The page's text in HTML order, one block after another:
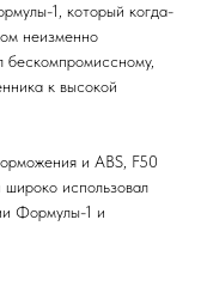
1, который когда-
неизменно
бескомпромиссному,
к высокой
и ABS, F50
использовал
Формулы-1 и